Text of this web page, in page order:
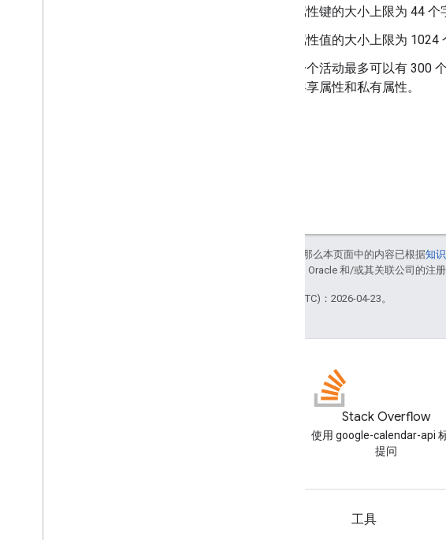
属性键的大小上限为 44
属性值的大小上限为 1024
一个活动最多可以有 300
共享属性和私有属性。
如未另行说明，那么本页面中的内容已根据知
。Java 是 Oracle 和/或其关联公司的注册
最后更新时间 (UTC)：2026-04-23。
Stack Overflow
使用 google-calendar-api
提问
工具